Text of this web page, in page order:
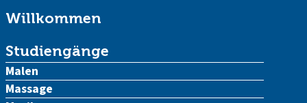
Willkommen
Studiengänge
Malen
Massage